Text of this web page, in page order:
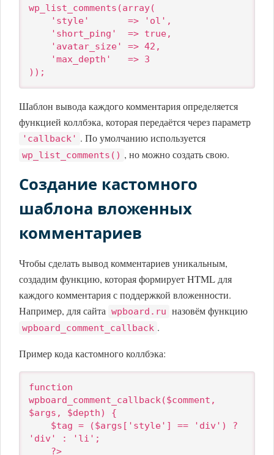
wp_list_comments(array(
));
Шаблон вывода каждого комментария определяется
функцией коллбэка, которая передаётся через параметр
'callback' . По умолчанию используется
wp_list_comments() , но можно создать свою.
Создание кастомного
шаблона вложенных
комментариев
Чтобы сделать вывод комментариев уникальным,
создадим функцию, которая формирует HTML для
каждого комментария с поддержкой вложенности.
Например, для сайта wpboard.ru назовём функцию
wpboard_comment_callback .
Пример кода кастомного коллбэка:
function
wpboard_comment_callback($comment,
$args, $depth) {
'div' : 'li';